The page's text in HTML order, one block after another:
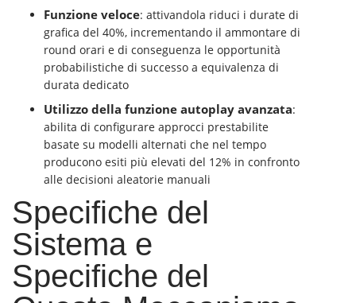
Funzione veloce: attivandola riduci i durate di
grafica del 40%, incrementando il ammontare di
round orari e di conseguenza le opportunità
probabilistiche di successo a equivalenza di
durata dedicato
Utilizzo della funzione autoplay avanzata:
abilita di configurare approcci prestabilite
basate su modelli alternati che nel tempo
producono esiti più elevati del 12% in confronto
alle decisioni aleatorie manuali
Specifiche del
Sistema e
Specifiche del